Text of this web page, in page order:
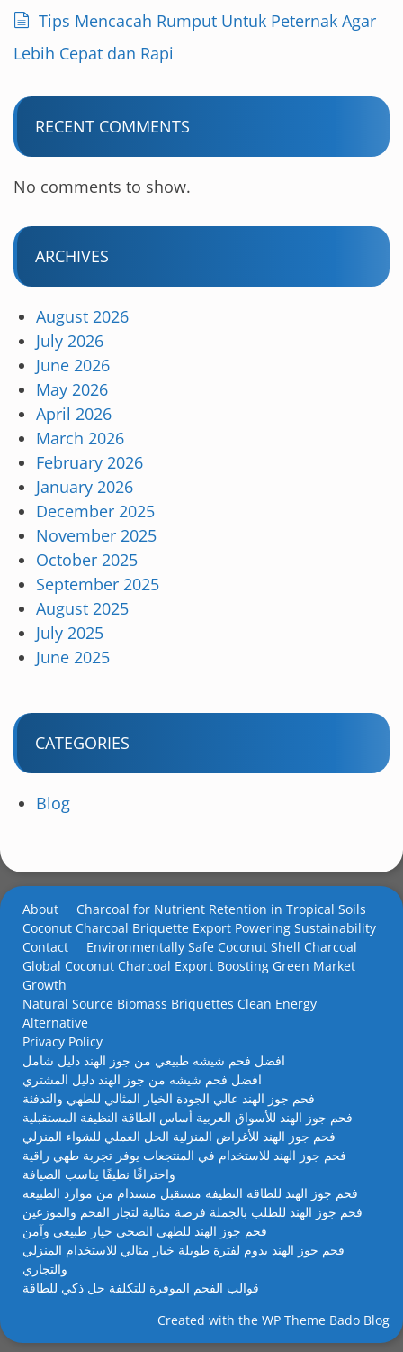
Tips Mencacah Rumput Untuk Peternak Agar
Lebih Cepat dan Rapi
RECENT COMMENTS
No comments to show.
ARCHIVES
August 2026
July 2026
June 2026
May 2026
April 2026
March 2026
February 2026
January 2026
December 2025
November 2025
October 2025
September 2025
August 2025
July 2025
June 2025
CATEGORIES
Blog
About
Charcoal for Nutrient Retention in Tropical Soils
Coconut Charcoal Briquette Export Powering Sustainability
Contact
Environmentally Safe Coconut Shell Charcoal
Global Coconut Charcoal Export Boosting Green Market
Growth
Natural Source Biomass Briquettes Clean Energy
Alternative
Privacy Policy
افضل فحم شيشه طبيعي من جوز الهند دليل شامل
افضل فحم شيشه من جوز الهند دليل المشتري
فحم جوز الهند عالي الجودة الخيار المثالي للطهي والتدفئة
فحم جوز الهند للأسواق العربية أساس الطاقة النظيفة المستقبلية
فحم جوز الهند للأغراض المنزلية الحل العملي للشواء المنزلي
فحم جوز الهند للاستخدام في المنتجعات يوفر تجربة طهي راقية
واحتراقًا نظيفًا يناسب الضيافة
فحم جوز الهند للطاقة النظيفة مستقبل مستدام من موارد الطبيعة
فحم جوز الهند للطلب بالجملة فرصة مثالية لتجار الفحم والموزعين
فحم جوز الهند للطهي الصحي خيار طبيعي وآمن
فحم جوز الهند يدوم لفترة طويلة خيار مثالي للاستخدام المنزلي
والتجاري
قوالب الفحم الموفرة للتكلفة حل ذكي للطاقة
Created with the WP Theme Bado Blog